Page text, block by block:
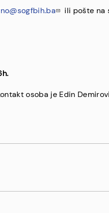
ili pošte na
osoba je Edin